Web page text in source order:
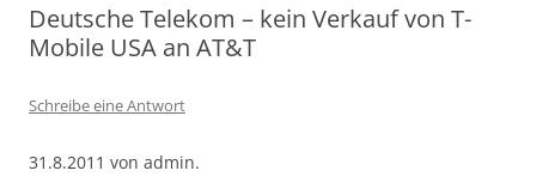
Deutsche Telekom – kein Verkauf von T-
Mobile USA an AT&T
Schreibe eine Antwort
31.8.2011 von admin.